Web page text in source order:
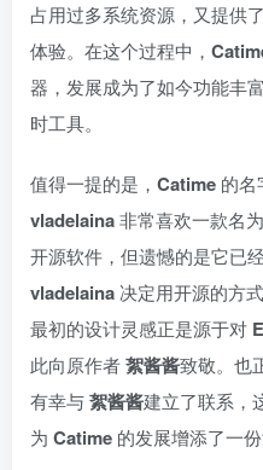
占用过多系统资源，又提供
体验。在这个过程中，
器，发展成为了如今功能丰
时工具。
值得一提的是， Catime 的名
vladelaina非常喜欢一款名
开源软件，但遗憾的是它已
vladelaina 决定用开源的方
最初的设计灵感正是源于对
此向原作者絮酱酱致敬。也
有幸与絮酱酱建立了联系，
为 Catime 的发展增添了一份